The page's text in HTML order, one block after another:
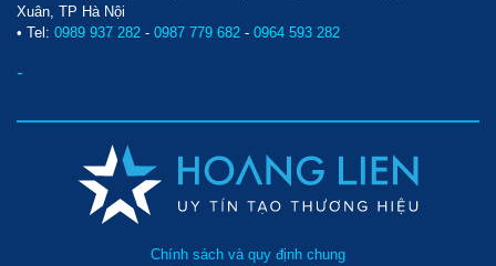
Xuân, TP Hà Nội
• Tel: 0989 937 282 - 0987 779 682 - 0964 593 282
-
Chính sách và quy định chung